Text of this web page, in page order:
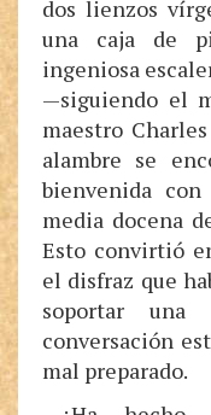
dos lienzos
una caja de
ingeniosa
—siguiendo el
maestro
alambre se
bienvenida
media docena
Esto convirtió
el disfraz que
soportar una
conversación
mal preparado.